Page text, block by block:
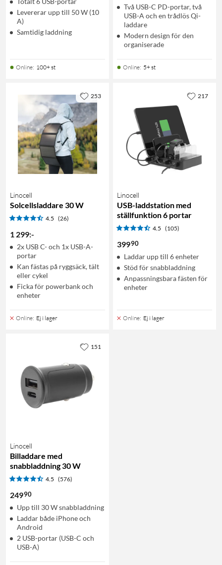
Levererar upp till 50 W (10
A)
Samtidig laddning
Online: 100+ st
Två USB-C PD-portar, två
USB-A och en trådlös Qi-
laddare
Modern design för den
organiserade
Online: 5+ st
Linocell
Solcellsladdare 30 W
4.5 (26)
1 299:-
2x USB C- och 1x USB-A-
portar
Kan fästas på ryggsäck, tält
eller cykel
Ficka för powerbank och
enheter
Online: Ej i lager
253
Linocell
USB-laddstation med
ställfunktion 6 portar
4.5 (105)
39990
Laddar upp till 6 enheter
Stöd för snabbladdning
Anpassningsbara fästen för
enheter
Online: Ej i lager
217
Linocell
Billaddare med
snabbladdning 30 W
4.5 (576)
24990
Upp till 30 W snabbladdning
Laddar både iPhone och
Android
2 USB-portar (USB-C och
USB-A)
151